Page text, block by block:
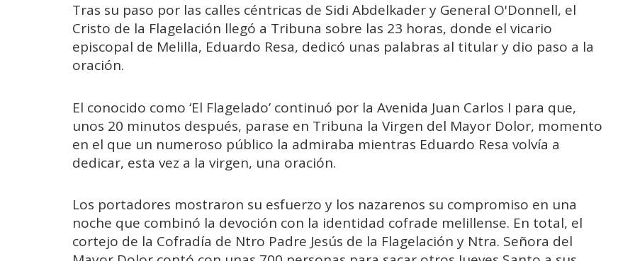
Tras su paso por las calles céntricas de Sidi Abdelkader y General O'Donnell, el
Cristo de la Flagelación llegó a Tribuna sobre las 23 horas, donde el vicario
episcopal de Melilla, Eduardo Resa, dedicó unas palabras al titular y dio paso a la
oración.
El conocido como ‘El Flagelado’ continuó por la Avenida Juan Carlos I para que,
unos 20 minutos después, parase en Tribuna la Virgen del Mayor Dolor, momento
en el que un numeroso público la admiraba mientras Eduardo Resa volvía a
dedicar, esta vez a la virgen, una oración.
Los portadores mostraron su esfuerzo y los nazarenos su compromiso en una
noche que combinó la devoción con la identidad cofrade melillense. En total, el
cortejo de la Cofradía de Ntro Padre Jesús de la Flagelación y Ntra. Señora del